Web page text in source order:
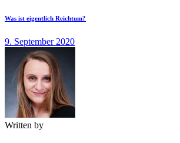
Was ist eigentlich Reichtum?
9. September 2020
Written by